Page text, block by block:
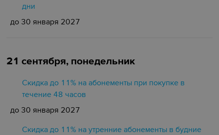
дни
до 30 января 2027
21 сентября, понедельник
Скидка до 11% на абонементы при покупке в
течение 48 часов
до 30 января 2027
Скидка до 11% на утренние абонементы в будние